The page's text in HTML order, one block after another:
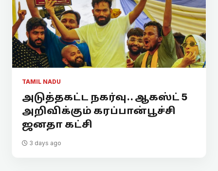
TAMIL NADU
அடுத்தகட்ட நகர்வு.. ஆகஸ்ட் 5
அறிவிக்கும் கரப்பான்பூச்சி
ஜனதா கட்சி
3 days ago